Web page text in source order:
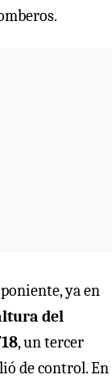
ya en
del
, un tercer
de control. En